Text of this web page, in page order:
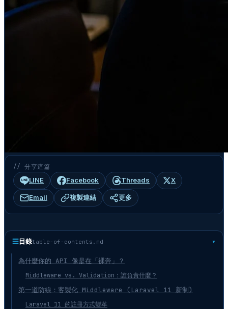
// 分享這篇
LINE Facebook Threads X
Email 複製連結 更多
☰目錄table-of-contents.md
為什麼你的 API 像是在「裸奔」？
Middleware vs. Validation：誰負責什麼？
第一道防線：客製化 Middleware (Laravel 11 新制)
Laravel 11 的註冊方式變革